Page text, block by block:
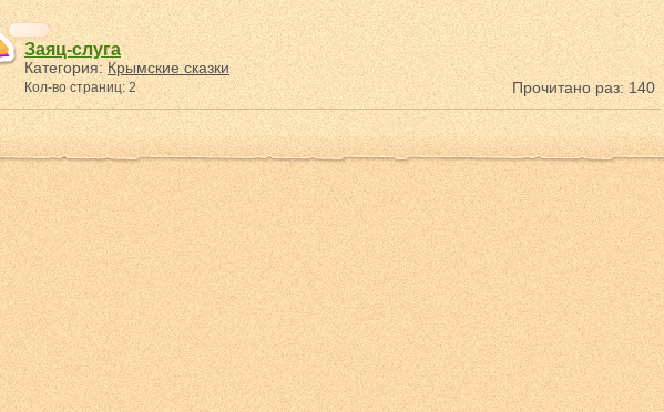
Заяц-слуга
Категория: Крымские сказки
Прочитано раз: 140
Кол-во страниц: 2